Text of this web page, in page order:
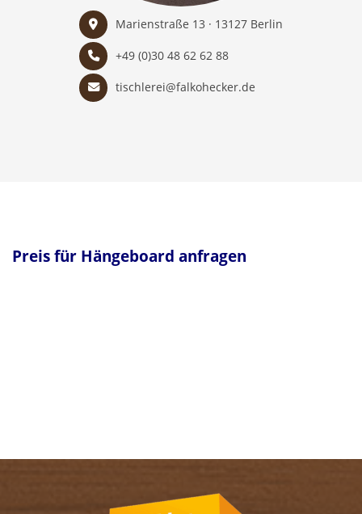
Marienstraße 13 · 13127 Berlin
+49 (0)30 48 62 62 88
tischlerei@falkohecker.de
Preis für Hängeboard anfragen